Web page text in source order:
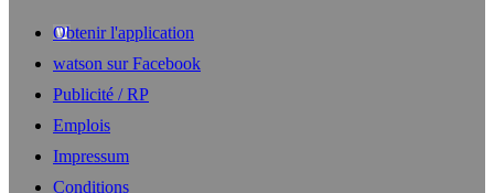
Obtenir l'application
watson sur Facebook
Publicité / RP
Emplois
Impressum
Conditions